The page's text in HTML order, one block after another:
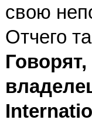
свою
Отчего